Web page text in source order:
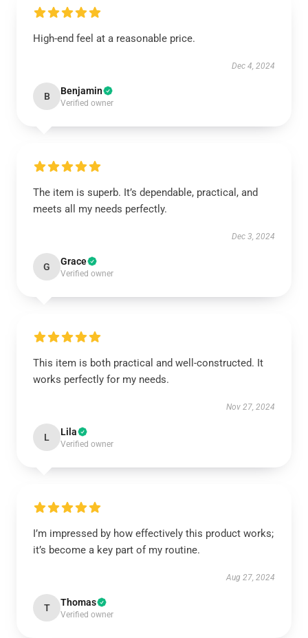
High-end feel at a reasonable price.
Dec 4, 2024
B Benjamin
Verified owner
The item is superb. It’s dependable, practical, and
meets all my needs perfectly.
Dec 3, 2024
G Grace
Verified owner
This item is both practical and well-constructed. It
works perfectly for my needs.
Nov 27, 2024
L Lila
Verified owner
I’m impressed by how effectively this product works;
it’s become a key part of my routine.
Aug 27, 2024
T Thomas
Verified owner